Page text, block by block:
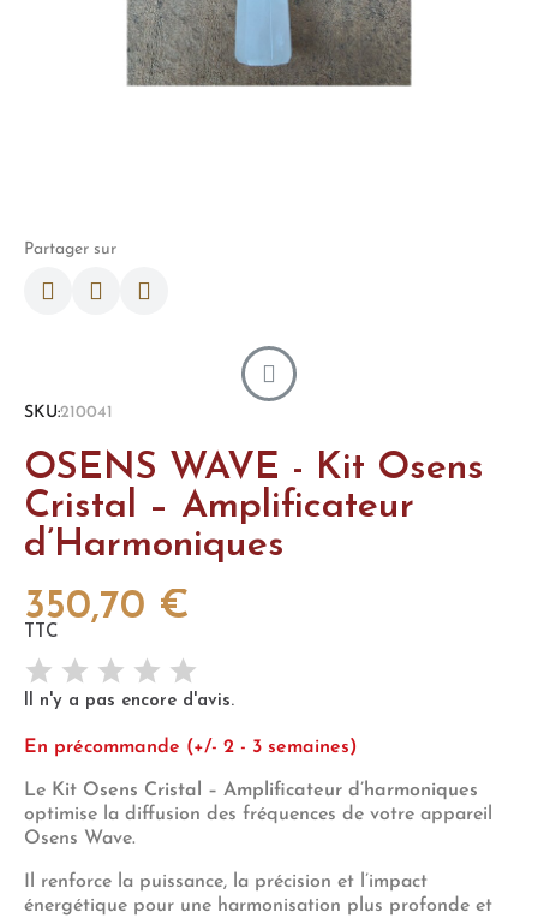
Partager sur
SKU 210041
OSENS WAVE - Kit Osens
Cristal – Amplificateur
d’Harmoniques
350,70 €
TTC
Il n'y a pas encore d'avis.
En précommande (+/- 2 - 3 semaines)
Le Kit Osens Cristal – Amplificateur d’harmoniques
optimise la diffusion des fréquences de votre appareil
Osens Wave.
Il renforce la puissance, la précision et l’impact
énergétique pour une harmonisation plus profonde et